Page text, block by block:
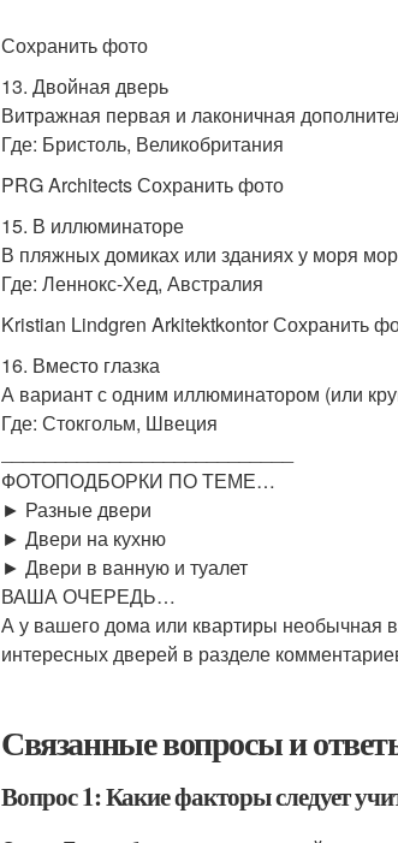
Сохранить фото
13. Двойная дверь
Витражная первая и лаконичная
Где: Бристоль, Великобритания
PRG Architects Сохранить фото
15. В иллюминаторе
В пляжных домиках или зданиях у моря
Где: Леннокс-Хед, Австралия
Kristian Lindgren Arkitektkontor Сохранить
16. Вместо глазка
А вариант с одним иллюминатором (или
Где: Стокгольм, Швеция
ФОТОПОДБОРКИ ПО ТЕМЕ…
► Разные двери
► Двери на кухню
► Двери в ванную и туалет
ВАША ОЧЕРЕДЬ…
А у вашего дома или квартиры необычная
интересных дверей в разделе
Связанные вопросы и
Вопрос 1: Какие факторы следует